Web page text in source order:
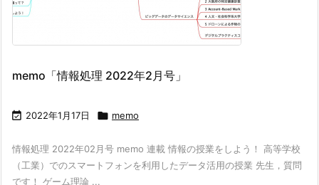
memo「情報処理 2022年2月号」
 2022年1月17日  memo
情報処理 2022年02月号 memo 連載 情報の授業をしよう！ 高等学校
（工業）でのスマートフォンを利用したデータ活用の授業 先生，質問
です！ ゲーム理論 ...